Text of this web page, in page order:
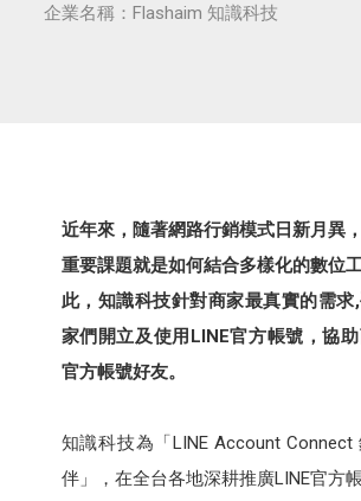
企業名稱：Flashaim 知識科技
近年來，隨著網路行銷模式日新月異
重要課題就是如何結合多樣化的數位
此，知識科技針對商家最真實的需求
家們開立及使用LINE官方帳號，協
官方帳號好友。
知識科技為「LINE Account Connect
伴」，在全台各地深耕推廣LINE官方